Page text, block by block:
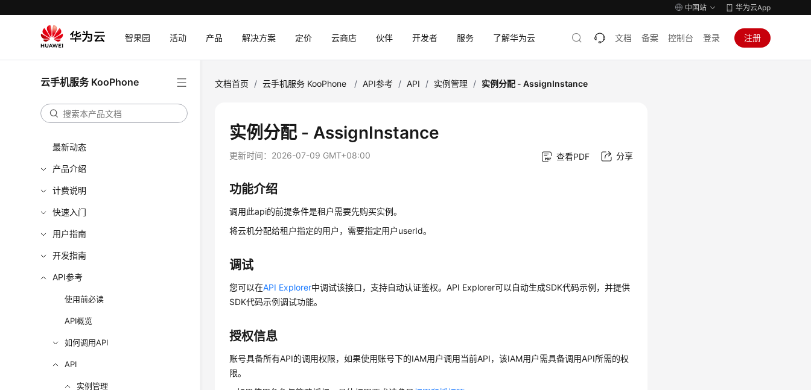
中国站 华为云App
智果园 活动 产品 解决方案 定价 云商店 伙伴 开发者 服务 了解华为云 文档 备案 控制台 登录 注册
云手机服务 KooPhone
最新动态
产品介绍
计费说明
快速入门
用户指南
开发指南
API参考
使用前必读
API概览
如何调用API
API
实例管理
文档首页 / 云手机服务 KooPhone / API参考 / API / 实例管理 / 实例分配 - AssignInstance
实例分配 - AssignInstance
更新时间： 2026-07-09 GMT+08:00 查看PDF 分享
功能介绍
调用此api的前提条件是租户需要先购买实例。
将云机分配给租户指定的用户，需要指定用户userId。
调试
您可以在API Explorer中调试该接口，支持自动认证鉴权。API Explorer可以自动生成SDK代码示例，并提供
SDK代码示例调试功能。
授权信息
账号具备所有API的调用权限，如果使用账号下的IAM用户调用当前API，该IAM用户需具备调用API所需的权
限。